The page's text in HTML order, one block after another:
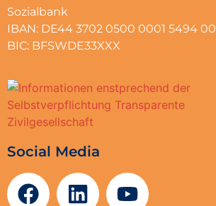
Sozialbank
IBAN: DE44 3702 0500 0001 5494 00
BIC: BFSWDE33XXX
Social Media